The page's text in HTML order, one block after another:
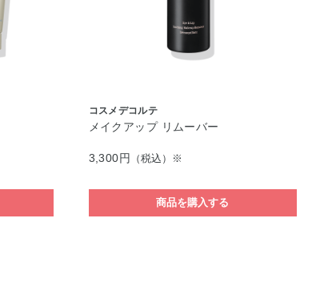
コスメデコルテ
メイクアップ リムーバー
3,300円 （税込）※
商品を購入する